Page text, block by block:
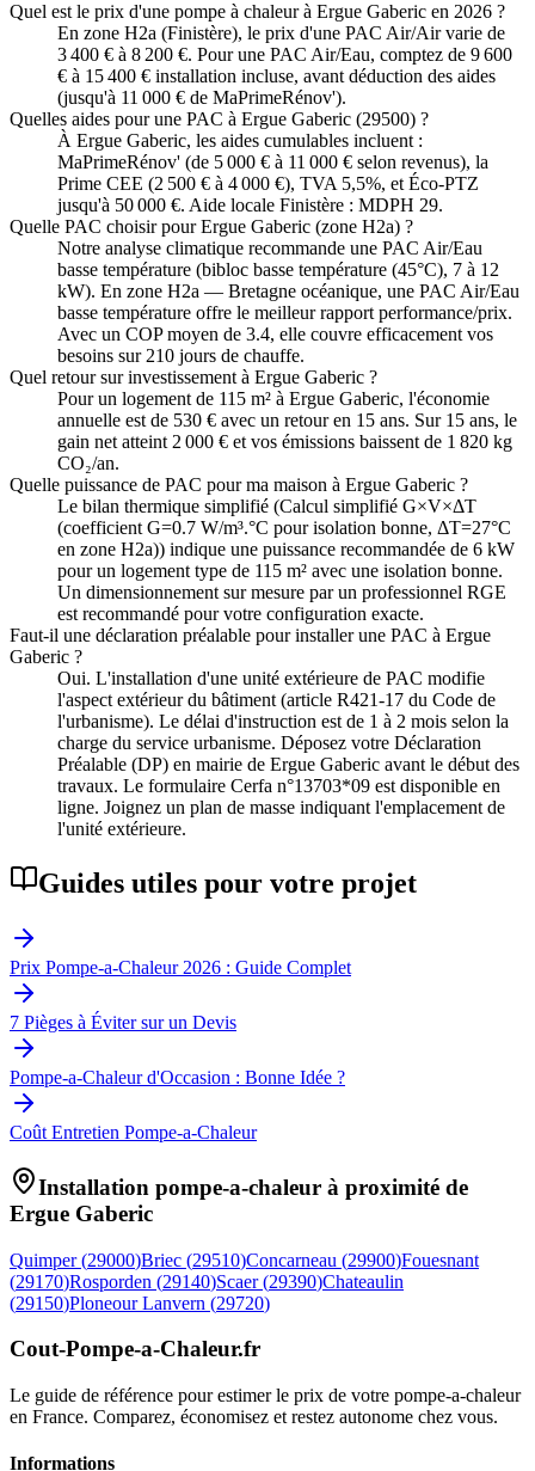
Quel est le prix d'une pompe à chaleur à Ergue Gaberic en 2026 ?
En zone H2a (Finistère), le prix d'une PAC Air/Air varie de
3 400 € à 8 200 €. Pour une PAC Air/Eau, comptez de 9 600
€ à 15 400 € installation incluse, avant déduction des aides
(jusqu'à 11 000 € de MaPrimeRénov').
Quelles aides pour une PAC à Ergue Gaberic (29500) ?
À Ergue Gaberic, les aides cumulables incluent :
MaPrimeRénov' (de 5 000 € à 11 000 € selon revenus), la
Prime CEE (2 500 € à 4 000 €), TVA 5,5%, et Éco-PTZ
jusqu'à 50 000 €. Aide locale Finistère : MDPH 29.
Quelle PAC choisir pour Ergue Gaberic (zone H2a) ?
Notre analyse climatique recommande une PAC Air/Eau
basse température (bibloc basse température (45°C), 7 à 12
kW). En zone H2a — Bretagne océanique, une PAC Air/Eau
basse température offre le meilleur rapport performance/prix.
Avec un COP moyen de 3.4, elle couvre efficacement vos
besoins sur 210 jours de chauffe.
Quel retour sur investissement à Ergue Gaberic ?
Pour un logement de 115 m² à Ergue Gaberic, l'économie
annuelle est de 530 € avec un retour en 15 ans. Sur 15 ans, le
gain net atteint 2 000 € et vos émissions baissent de 1 820 kg
CO₂/an.
Quelle puissance de PAC pour ma maison à Ergue Gaberic ?
Le bilan thermique simplifié (Calcul simplifié G×V×ΔT
(coefficient G=0.7 W/m³.°C pour isolation bonne, ΔT=27°C
en zone H2a)) indique une puissance recommandée de 6 kW
pour un logement type de 115 m² avec une isolation bonne.
Un dimensionnement sur mesure par un professionnel RGE
est recommandé pour votre configuration exacte.
Faut-il une déclaration préalable pour installer une PAC à Ergue
Gaberic ?
Oui. L'installation d'une unité extérieure de PAC modifie
l'aspect extérieur du bâtiment (article R421-17 du Code de
l'urbanisme). Le délai d'instruction est de 1 à 2 mois selon la
charge du service urbanisme. Déposez votre Déclaration
Préalable (DP) en mairie de Ergue Gaberic avant le début des
travaux. Le formulaire Cerfa n°13703*09 est disponible en
ligne. Joignez un plan de masse indiquant l'emplacement de
l'unité extérieure.
Guides utiles pour votre projet
Prix Pompe-a-Chaleur 2026 : Guide Complet
7 Pièges à Éviter sur un Devis
Pompe-a-Chaleur d'Occasion : Bonne Idée ?
Coût Entretien Pompe-a-Chaleur
Installation pompe-a-chaleur à proximité de
Ergue Gaberic
Quimper (29000)Briec (29510)Concarneau (29900)Fouesnant
(29170)Rosporden (29140)Scaer (29390)Chateaulin
(29150)Ploneour Lanvern (29720)
Cout-Pompe-a-Chaleur.fr
Le guide de référence pour estimer le prix de votre pompe-a-chaleur
en France. Comparez, économisez et restez autonome chez vous.
Informations